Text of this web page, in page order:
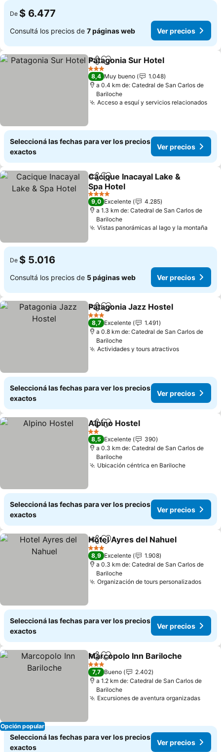
De $ 6.477
Consultá los precios de 7 páginas web Ver precios
CompartirAñadir a favoritos
Patagonia Sur Hotel
3 Estrellas
8,4 Muy bueno
1.048
a 0.4 km de: Catedral de San Carlos de
Bariloche
Acceso a esquí y servicios relacionados
Seleccioná las fechas para ver los precios
exactos
Ver precios
CompartirAñadir a favoritos
Cacique Inacayal Lake &
Spa Hotel
Ver precios
4 Estrellas
9,0 Excelente
4.285
a 1.3 km de: Catedral de San Carlos de
Bariloche
Vistas panorámicas al lago y la montaña
De $ 5.016
Consultá los precios de 5 páginas web Ver precios
CompartirAñadir a favoritos
Patagonia Jazz Hostel
3 Estrellas
8,7 Excelente
1.491
a 0.8 km de: Catedral de San Carlos de
Bariloche
Actividades y tours atractivosVer precios
Seleccioná las fechas para ver los precios
exactos
Ver precios
CompartirAñadir a favoritos
Alpino Hostel
2 Estrellas
8,5 Excelente
390
a 0.3 km de: Catedral de San Carlos de
Bariloche
Ubicación céntrica en BarilocheVer
Seleccioná las fechas para ver los precios
exactos
Ver precios
CompartirAñadir a favoritos
Hotel Ayres del Nahuel
3 Estrellas
8,9 Excelente
1.908
a 0.3 km de: Catedral de San Carlos de
Bariloche
Organización de tours personalizadosVer
Seleccioná las fechas para ver los precios
exactos
Ver precios
Opción popular
CompartirAñadir a favoritos
Marcopolo Inn Bariloche
3 Estrellas
7,7 Bueno
2.402
a 1.2 km de: Catedral de San Carlos de
Bariloche
Excursiones de aventura organizadasVer
Seleccioná las fechas para ver los precios
exactos
Ver precios